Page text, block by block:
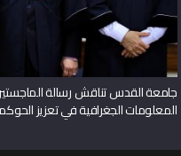
جامعة القدس تناقش رسالة الماجستير
المعلومات الجغرافية في تعزيز